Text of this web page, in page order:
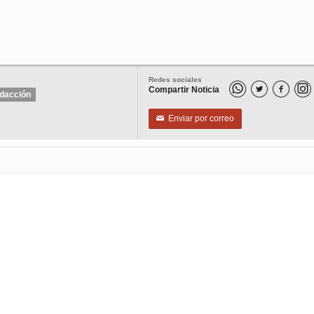
Redes sociales
Compartir Noticia  
✉ Enviar por correo